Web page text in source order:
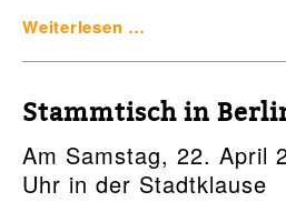
Weiterlesen …
Stammtisch in
Am Samstag, 22. April
Uhr in der Stadtklause